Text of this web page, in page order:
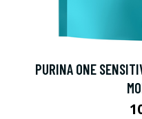
PURINA ONE